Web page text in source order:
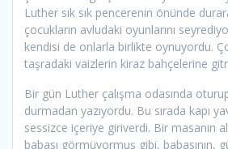
Luther sık sık pencerenin önünde
çocukların avludaki oyunlarını
kendisi de onlarla birlikte oynuyordu.
taşradaki vaizlerin kiraz bahçelerine
Bir gün Luther çalışma odasında
durmadan yazıyordu. Bu sırada kapı
sessizce içeriye giriverdi. Bir masanın
babası görmüyormuş gibi, babasının,